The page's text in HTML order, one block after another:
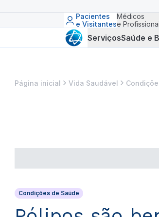
Pacientes
e Visitantes
Médicos
e
ServiçosSaúde e
Página inicial Vida Saudável
Condições de Saúde